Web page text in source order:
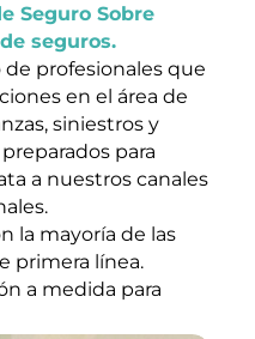
Seguro Sobre
seguros.
profesionales que
en el área de
siniestros y
para
a nuestros canales
la mayoría de las
primera línea.
a medida para